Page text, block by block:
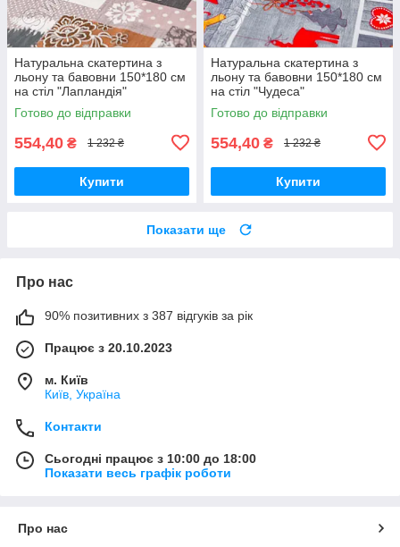
Натуральна скатертина з
льону та бавовни 150*180 см
на стіл "Лапландія"
Готово до відправки
554,40 ₴ 1 232 ₴
Купити
Натуральна скатертина з
льону та бавовни 150*180 см
на стіл "Чудеса"
Готово до відправки
554,40 ₴ 1 232 ₴
Купити
Показати ще
Про нас
90% позитивних з 387 відгуків за рік
Працює з 20.10.2023
м. Київ
Київ, Україна
Контакти
Сьогодні працює з 10:00 до 18:00
Показати весь графік роботи
Про нас